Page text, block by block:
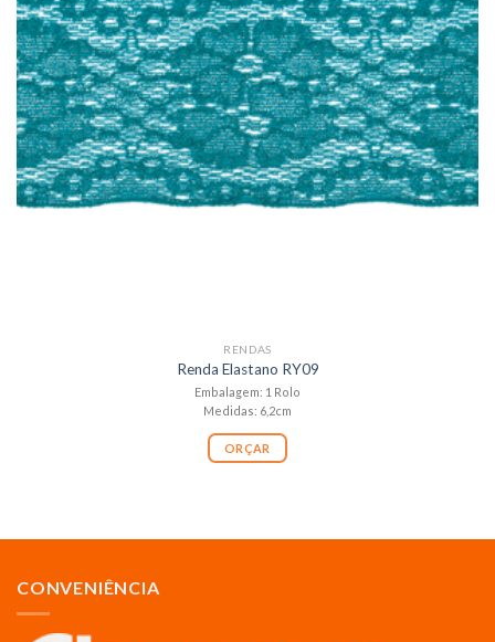
RENDAS
Renda Elastano RY09
Embalagem: 1 Rolo
Medidas: 6,2cm
ORÇAR
CONVENIÊNCIA